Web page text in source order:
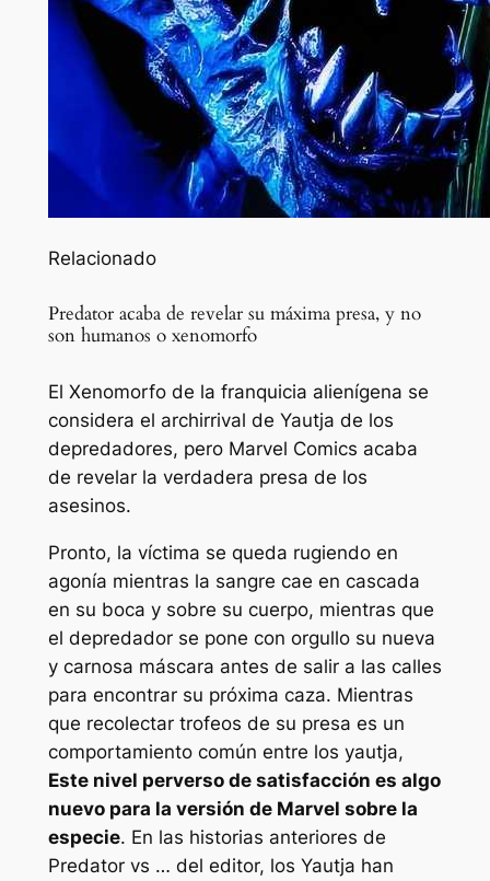
Relacionado
Predator acaba de revelar su máxima presa, y no
son humanos o xenomorfo
El Xenomorfo de la franquicia alienígena se
considera el archirrival de Yautja de los
depredadores, pero Marvel Comics acaba
de revelar la verdadera presa de los
asesinos.
Pronto, la víctima se queda rugiendo en
agonía mientras la sangre cae en cascada
en su boca y sobre su cuerpo, mientras que
el depredador se pone con orgullo su nueva
y carnosa máscara antes de salir a las calles
para encontrar su próxima caza. Mientras
que recolectar trofeos de su presa es un
comportamiento común entre los yautja,
Este nivel perverso de satisfacción es algo
nuevo para la versión de Marvel sobre la
especie. En las historias anteriores de
Predator vs … del editor, los Yautja han